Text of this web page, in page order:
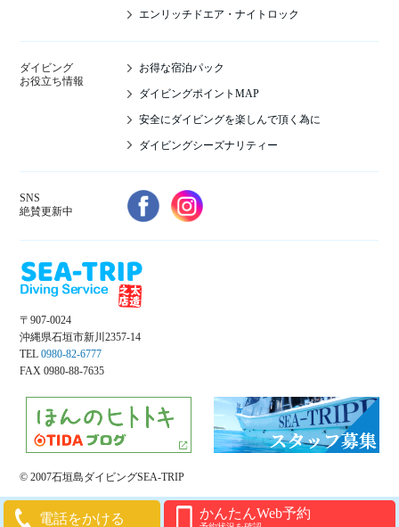
エンリッチドエア・ナイトロック
ダイビング
お役立ち情報
お得な宿泊パック
ダイビングポイントMAP
安全にダイビングを楽しんで頂く為に
ダイビングシーズナリティー
SNS
絶賛更新中
〒907-0024
沖縄県石垣市新川2357-14
TEL 0980-82-6777
FAX 0980-88-7635
© 2007石垣島ダイビングSEA-TRIP
電話をかける かんたんWeb予約